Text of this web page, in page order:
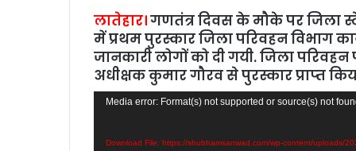
लातेहार।गणतंत्र दिवस के मौके पर जिला
में प्रथम पुरस्‍कार जिला परिवहन विभाग
जानकारी लोगों को दी गयी. जिला
अधीक्षक कुमार गौरव से पुरस्‍कार प्राप्‍त
Video
Media error: Format(s) not supported or source(s) not
Download File: https://shubhamsanwad.com/wp-content/uploads/